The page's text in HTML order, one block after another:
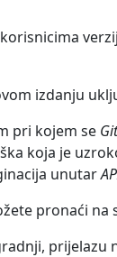
izdanju
pri kojem se
koja je
unutar
pronaći na
prijelazu